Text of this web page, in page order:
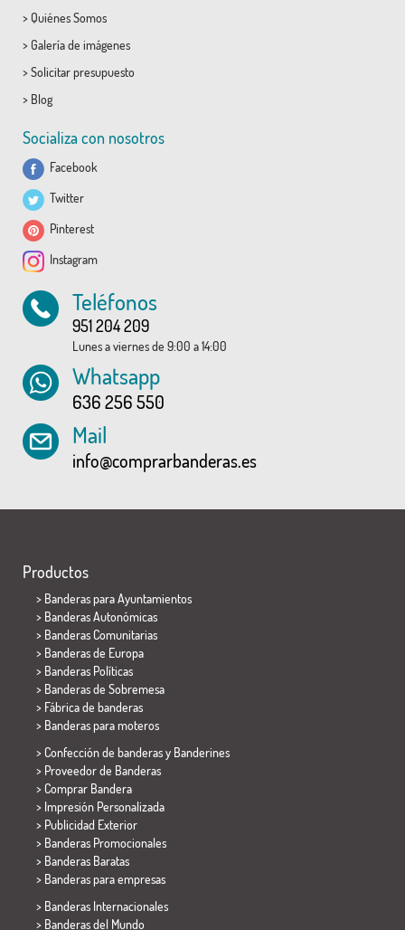
> Quiénes Somos
> Galería de imágenes
> Solicitar presupuesto
> Blog
Socializa con nosotros
Facebook
Twitter
Pinterest
Instagram
Teléfonos
951 204 209
Lunes a viernes de 9:00 a 14:00
Whatsapp
636 256 550
Mail
info@comprarbanderas.es
Productos
> Banderas para Ayuntamientos
> Banderas Autonómicas
> Banderas Comunitarias
> Banderas de Europa
> Banderas Políticas
> Banderas de Sobremesa
> Fábrica de banderas
> Banderas para moteros
> Confección de banderas y Banderines
> Proveedor de Banderas
> Comprar Bandera
> Impresión Personalizada
> Publicidad Exterior
> Banderas Promocionales
> Banderas Baratas
> Banderas para empresas
> Banderas Internacionales
> Banderas del Mundo